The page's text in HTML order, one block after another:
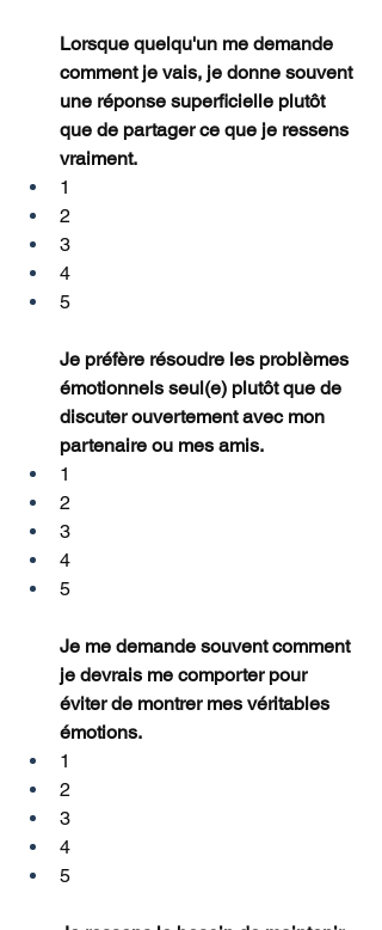
Lorsque quelqu'un me demande
comment je vais, je donne souvent
une réponse superficielle plutôt
que de partager ce que je ressens
vraiment.
1
2
3
4
5
Je préfère résoudre les problèmes
émotionnels seul(e) plutôt que de
discuter ouvertement avec mon
partenaire ou mes amis.
1
2
3
4
5
Je me demande souvent comment
je devrais me comporter pour
éviter de montrer mes véritables
émotions.
1
2
3
4
5